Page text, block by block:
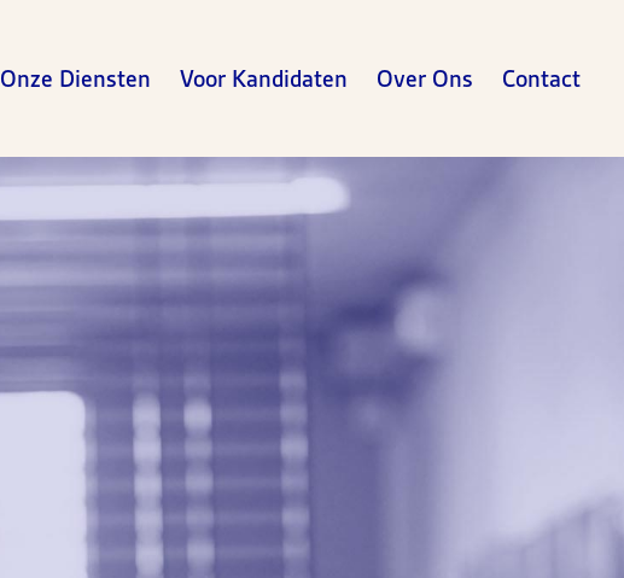
Onze Diensten Voor Kandidaten Over Ons Contact